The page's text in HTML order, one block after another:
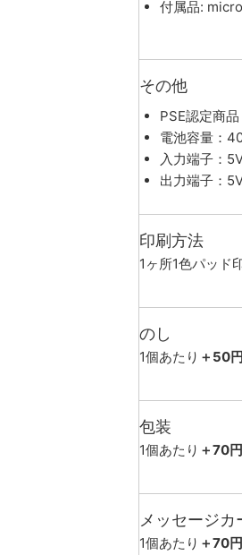
付属品:
その他
PSE認定商品
電池容量：
入力端子：
出力端子：
印刷方法
1ヶ所1色パッド
のし
1個あたり ＋50円
包装
1個あたり ＋70
メッセージカ
1個あたり ＋70